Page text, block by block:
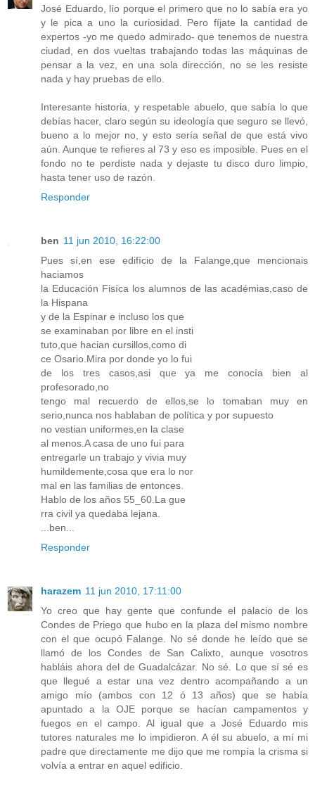
José Eduardo, lío porque el primero que no lo sabía era yo
y le pica a uno la curiosidad. Pero fíjate la cantidad de
expertos -yo me quedo admirado- que tenemos de nuestra
ciudad, en dos vueltas trabajando todas las máquinas de
pensar a la vez, en una sola dirección, no se les resiste
nada y hay pruebas de ello.
Interesante historia, y respetable abuelo, que sabía lo que
debías hacer, claro según su ideología que seguro se llevó,
bueno a lo mejor no, y esto sería señal de que está vivo
aún. Aunque te refieres al 73 y eso es imposible. Pues en el
fondo no te perdiste nada y dejaste tu disco duro limpio,
hasta tener uso de razón.
Responder
ben 11 jun 2010, 16:22:00
Pues sí,en ese edifício de la Falange,que mencionais
haciamos
la Educación Fisíca los alumnos de las académias,caso de
la Hispana
y de la Espinar e incluso los que
se examinaban por libre en el insti
tuto,que hacian cursillos,como di
ce Osario.Mira por donde yo lo fui
de los tres casos,asi que ya me conocía bien al
profesorado,no
tengo mal recuerdo de ellos,se lo tomaban muy en
serio,nunca nos hablaban de política y por supuesto
no vestian uniformes,en la clase
al menos.A casa de uno fui para
entregarle un trabajo y vivia muy
humildemente,cosa que era lo nor
mal en las familias de entonces.
Hablo de los años 55_60.La gue
rra civil ya quedaba lejana.
...ben...
Responder
harazem 11 jun 2010, 17:11:00
Yo creo que hay gente que confunde el palacio de los
Condes de Priego que hubo en la plaza del mismo nombre
con el que ocupó Falange. No sé donde he leído que se
llamó de los Condes de San Calixto, aunque vosotros
habláis ahora del de Guadalcázar. No sé. Lo que sí sé es
que llegué a estar una vez dentro acompañando a un
amigo mío (ambos con 12 ó 13 años) que se había
apuntado a la OJE porque se hacían campamentos y
fuegos en el campo. Al igual que a José Eduardo mis
tutores naturales me lo impidieron. A él su abuelo, a mí mi
padre que directamente me dijo que me rompía la crisma si
volvía a entrar en aquel edificio.